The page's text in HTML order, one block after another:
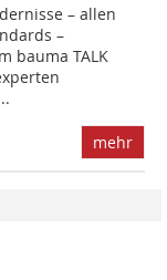
– allen
–
bauma TALK
mehr